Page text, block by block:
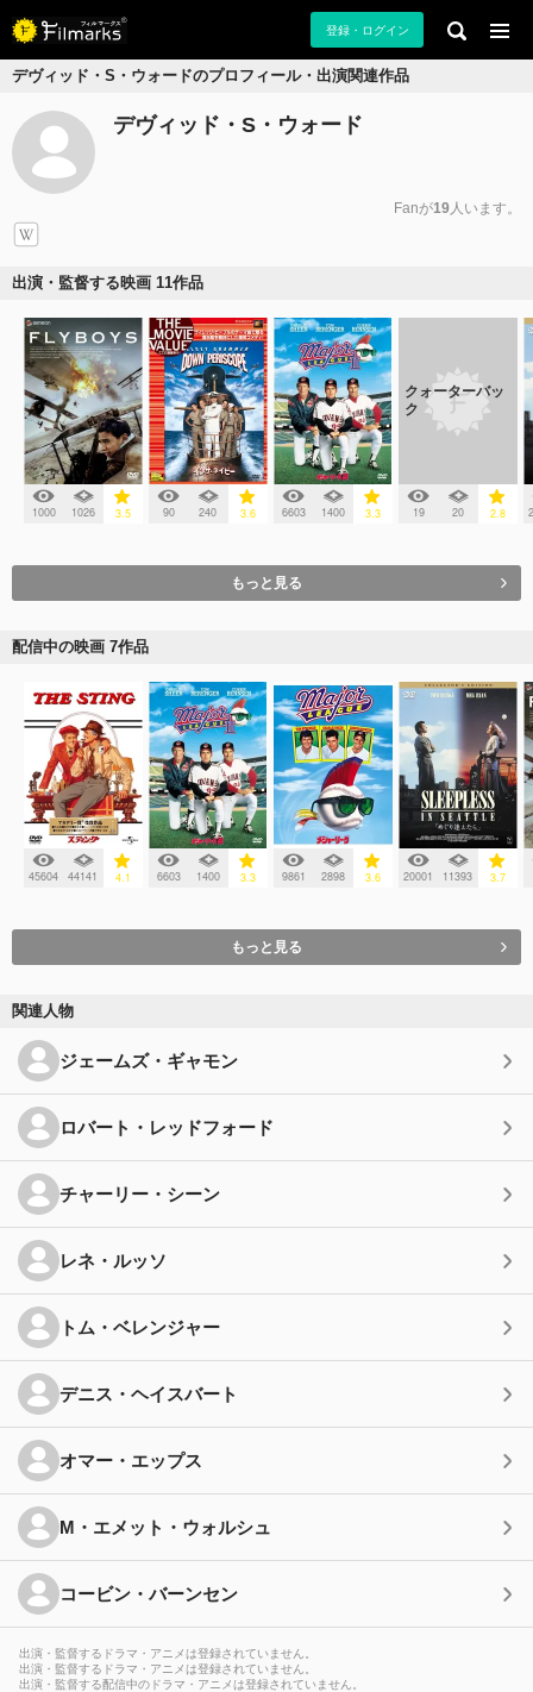
登録・ログイン
デヴィッド・S・ウォードのプロフィール・出演関連作品
デヴィッド・S・ウォード
Fanが19人います。
出演・監督する映画 11作品
1000 1026 3.5 90 240 3.6 6603 1400 3.3
クォーターバッ
ク
19 20 2.8
もっと見る
配信中の映画 7作品
45604 44141 4.1 6603 1400 3.3 9861 2898 3.6 20001 11393 3.7
もっと見る
関連人物
ジェームズ・ギャモン
ロバート・レッドフォード
チャーリー・シーン
レネ・ルッソ
トム・ベレンジャー
デニス・ヘイスバート
オマー・エップス
M・エメット・ウォルシュ
コービン・バーンセン
出演・監督するドラマ・アニメは登録されていません。
出演・監督するドラマ・アニメは登録されていません。
出演・監督する配信中のドラマ・アニメは登録されていません。